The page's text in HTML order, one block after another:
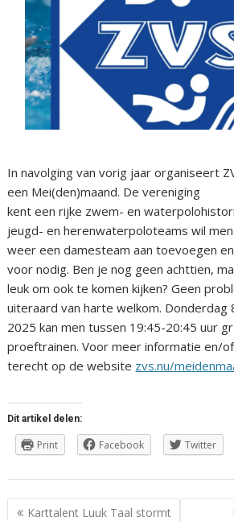
In navolging van vorig jaar organiseert
een Mei(den)maand. De vereniging
kent een rijke zwem- en
jeugd- en herenwaterpoloteams wil
weer een damesteam aan toevoegen
voor nodig. Ben je nog geen achttien,
leuk om ook te komen kijken? Geen
uiteraard van harte welkom. Donderdag
2025 kan men tussen 19:45-20:45 uur
proeftrainen. Voor meer informatie en/
terecht op de website zvs.nu/
Dit artikel delen:
Print Facebook Twitter
Berichtnavigatie
Karttalent Luuk Taal stormt